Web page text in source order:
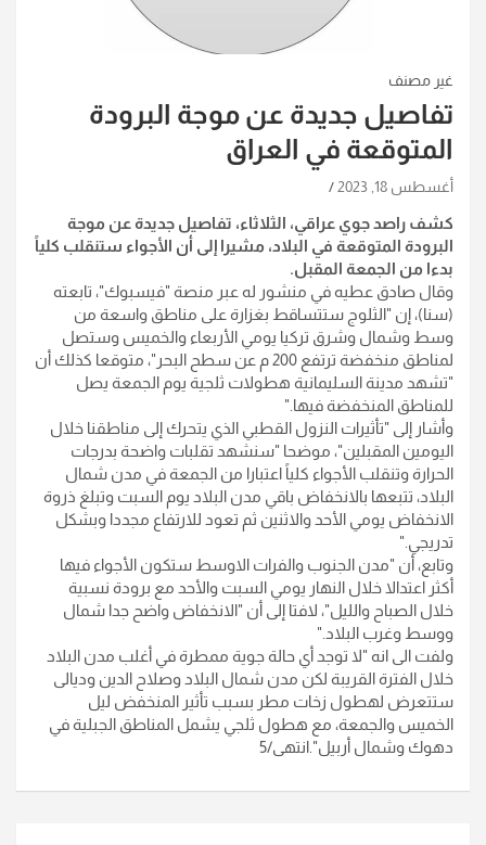
غير مصنف
تفاصيل جديدة عن موجة البرودة
المتوقعة في العراق
أغسطس 18, 2023
كشف راصد جوي عراقي، الثلاثاء، تفاصيل جديدة عن موجة
البرودة المتوقعة في البلاد، مشيرا إلى أن الأجواء ستنقلب كلياً
بدءا من الجمعة المقبل.
وقال صادق عطيه في منشور له عبر منصة "فيسبوك"، تابعته
(سنا)، إن "الثلوج ستتساقط بغزارة على مناطق واسعة من
وسط وشمال وشرق تركيا يومي الأربعاء والخميس وستصل
لمناطق منخفضة ترتفع 200 م عن سطح البحر"، متوقعا كذلك أن
"تشهد مدينة السليمانية هطولات ثلجية يوم الجمعة يصل
للمناطق المنخفضة فيها ".
وأشار إلى "تأثيرات النزول القطبي الذي يتحرك إلى مناطقنا خلال
اليومين المقبلين"، موضحا "سنشهد تقلبات واضحة بدرجات
الحرارة وتنقلب الأجواء كلياً اعتبارا من الجمعة في مدن شمال
البلاد، تتبعها بالانخفاض باقي مدن البلاد يوم السبت وتبلغ ذروة
الانخفاض يومي الأحد والاثنين ثم تعود للارتفاع مجددا وبشكل
تدريجي ".
وتابع، أن "مدن الجنوب والفرات الاوسط ستكون الأجواء فيها
أكثر اعتدالا خلال النهار يومي السبت والأحد مع برودة نسبية
خلال الصباح والليل"، لافتا إلى أن "الانخفاض واضح جدا شمال
ووسط وغرب البلاد ".
ولفت الى انه "لا توجد أي حالة جوية ممطرة في أغلب مدن البلاد
خلال الفترة القريبة لكن مدن شمال البلاد وصلاح الدين وديالى
ستتعرض لهطول زخات مطر بسبب تأثير المنخفض ليل
الخميس والجمعة، مع هطول ثلجي يشمل المناطق الجبلية في
دهوك وشمال أربيل".انتهى/5